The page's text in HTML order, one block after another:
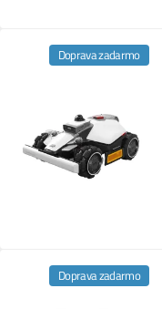
Doprava zadarmo
Doprava zadarmo